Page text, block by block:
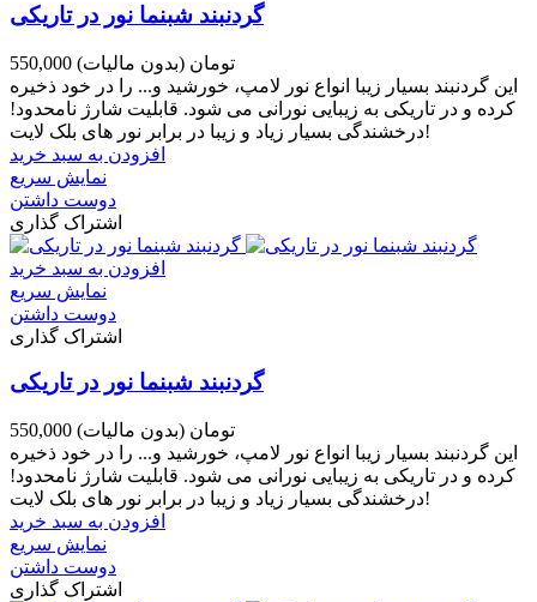
گردنبند شبنما نور در تاریکی
550,000 تومان (بدون مالیات)
این گردنبند بسیار زیبا انواع نور لامپ، خورشید و... را در خود ذخیره
کرده و در تاریکی به زیبایی نورانی می شود. قابلیت شارژ نامحدود!
درخشندگی بسیار زیاد و زیبا در برابر نور های بلک لایت!
افزودن به سبد خرید
نمایش سریع
دوست داشتن
اشتراک گذاری
افزودن به سبد خرید
نمایش سریع
دوست داشتن
اشتراک گذاری
گردنبند شبنما نور در تاریکی
550,000 تومان (بدون مالیات)
این گردنبند بسیار زیبا انواع نور لامپ، خورشید و... را در خود ذخیره
کرده و در تاریکی به زیبایی نورانی می شود. قابلیت شارژ نامحدود!
درخشندگی بسیار زیاد و زیبا در برابر نور های بلک لایت!
افزودن به سبد خرید
نمایش سریع
دوست داشتن
اشتراک گذاری